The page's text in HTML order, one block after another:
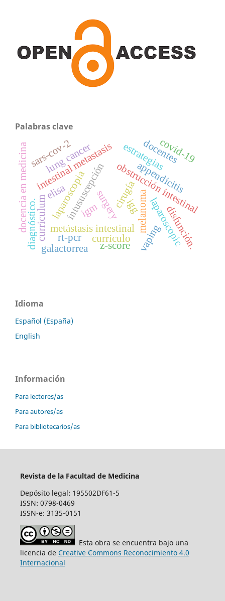
Palabras clave
melanoma
metástasis intestinal
obstrucción intestinal
intususcepción
intestinal metastasis
cirugía
laparoscopia appendicitis
surgery laparoscopic
docencia en medicina
currículo
estrategias
docentes
curriculum vaping
lung cancer
z-score
galactorrea disfunción.
sars-cov-2 covid-19
elisa
igg
igm
rt-pcr
diagnóstico.
Idioma
Español (España)
English
Información
Para lectores/as
Para autores/as
Para bibliotecarios/as
Revista de la Facultad de Medicina
Depósito legal: 195502DF61-5
ISSN: 0798-0469
ISSN-e: 3135-0151
Esta obra se encuentra bajo una
licencia de Creative Commons Reconocimiento 4.0
Internacional